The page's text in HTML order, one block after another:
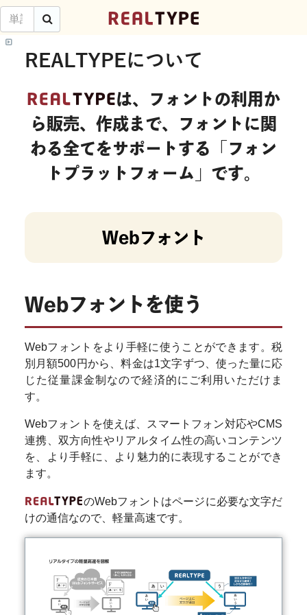
REALTYPE
索
REALTYPEへ行く
REALTYPEについて
Webフォントを使う
決済システムアップデ
ート完了に関するお知ら
せ
に伴うクレジットカード
決済に関する重要なお知
らせ (2025/7/7)
【復旧】利用量集計不
(2024/8/27)
REALTYPEメンテナ
ンスのお知らせ
(2023/04/11 18:20-
2023/04/11 18:40)
(2023/4/11)
REALTYPEメンテナ
REALTYPEについて
REALTYPEは、フォントの利用か
ら販売、作成まで、フォントに関
わる全てをサポートする「フォン
トプラットフォーム」です。
Webフォント
Webフォントを使う
Webフォントをより手軽に使うことができます。税
別月額500円から、料金は1文字ずつ、使った量に応
じた従量課金制なので経済的にご利用いただけま
す。
Webフォントを使えば、スマートフォン対応やCMS
連携、双方向性やリアルタイム性の高いコンテンツ
を、より手軽に、より魅力的に表現することができ
ます。
REALTYPEのWebフォントはページに必要な文字だ
けの通信なので、軽量高速です。